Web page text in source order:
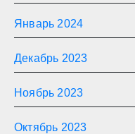
Январь 2024
Декабрь 2023
Ноябрь 2023
Октябрь 2023